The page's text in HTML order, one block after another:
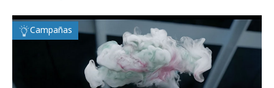
Campañas